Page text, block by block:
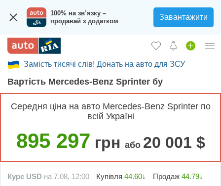
100% на зв’язку –
продавай з додатком
Завантажити
Увійти в кабінет
Збір на авто для ЗСУ
Вживані авто
Новини
Замість тисячі слів! Донать на авто для ЗСУ
Вартість Mercedes-Benz Sprinter бу
Середня ціна на авто Mercedes-Benz Sprinter по
всій Україні
895 297 грн або 20 001 $
Курс USD на 7.08, 12:00 Купівля 44.60↓ Продаж 44.79↓